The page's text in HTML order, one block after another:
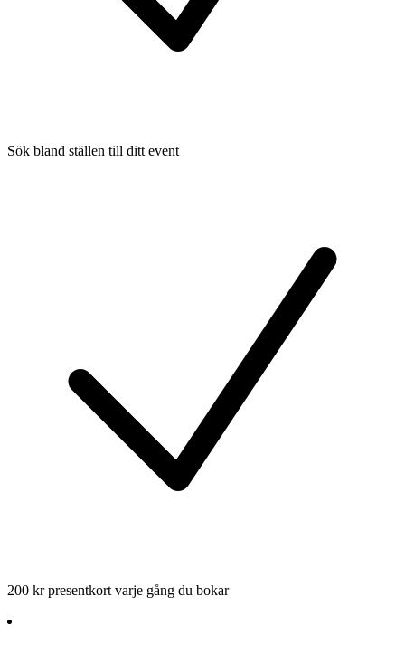
Sök bland ställen till ditt event
200 kr presentkort varje gång du bokar